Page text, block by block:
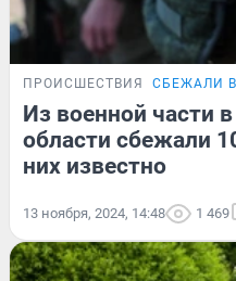
ПРОИСШЕСТВИЯ СБЕЖАЛИ
Из военной части
области сбежали
них известно
13 ноября, 2024, 14:48 1 469